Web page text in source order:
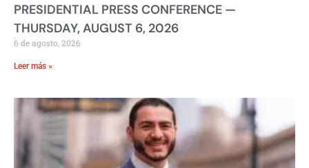
PRESIDENTIAL PRESS CONFERENCE —
THURSDAY, AUGUST 6, 2026
6 de agosto, 2026
Leer más »